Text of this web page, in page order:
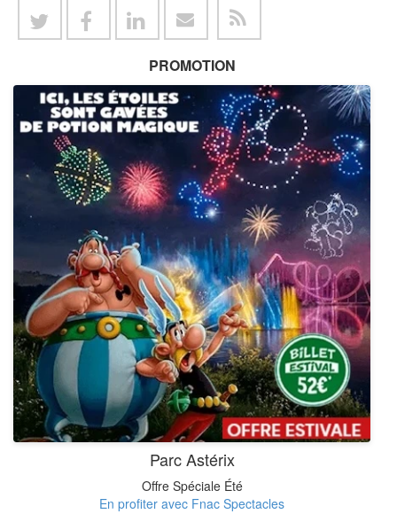
PROMOTION
Parc Astérix
Offre Spéciale Été
En profiter avec Fnac Spectacles